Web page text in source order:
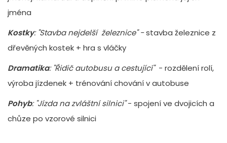
jména
Kostky: "Stavba nejdelší železnice" -stavba železnice z
dřevěných kostek + hra s vláčky
Dramatika: "Řidič autobusu a cestující" - rozdělení rolí,
výroba jízdenek + trénování chování v autobuse
Pohyb: "Jízda na zvláštní silnici"- spojení ve dvojicích a
chůze po vzorové silnici